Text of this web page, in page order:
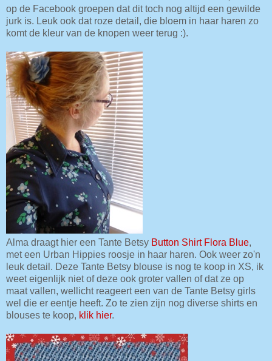
op de Facebook groepen dat dit toch nog altijd een gewilde
jurk is. Leuk ook dat roze detail, die bloem in haar haren zo
komt de kleur van de knopen weer terug :).
Alma draagt hier een Tante Betsy Button Shirt Flora Blue,
met een Urban Hippies roosje in haar haren. Ook weer zo'n
leuk detail. Deze Tante Betsy blouse is nog te koop in XS, ik
weet eigenlijk niet of deze ook groter vallen of dat ze op
maat vallen, wellicht reageert een van de Tante Betsy girls
wel die er eentje heeft. Zo te zien zijn nog diverse shirts en
blouses te koop, klik hier.